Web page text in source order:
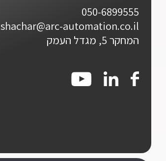
050-6899555
shachar@arc-automation.co.il
המחקר 5, מגדל העמק